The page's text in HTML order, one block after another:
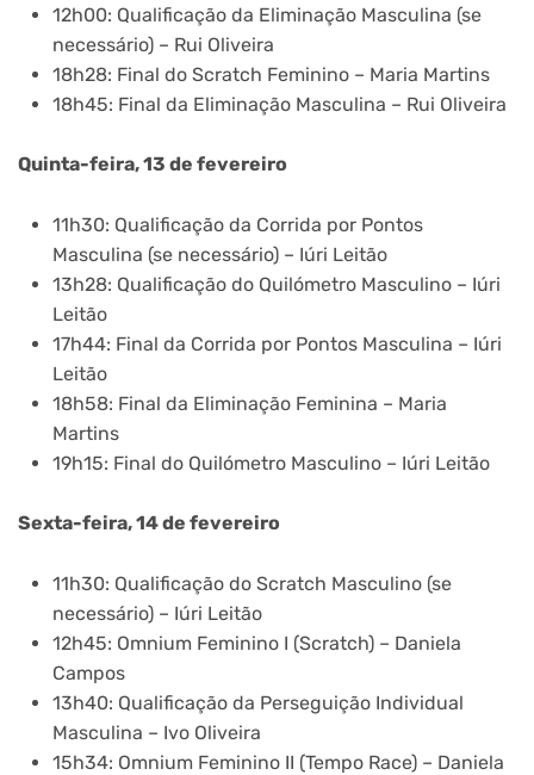
12h00: Qualificação da Eliminação Masculina (se
necessário) – Rui Oliveira
18h28: Final do Scratch Feminino – Maria Martins
18h45: Final da Eliminação Masculina – Rui Oliveira
Quinta-feira, 13 de fevereiro
11h30: Qualificação da Corrida por Pontos
Masculina (se necessário) – Iúri Leitão
13h28: Qualificação do Quilómetro Masculino – Iúri
Leitão
17h44: Final da Corrida por Pontos Masculina – Iúri
Leitão
18h58: Final da Eliminação Feminina – Maria
Martins
19h15: Final do Quilómetro Masculino – Iúri Leitão
Sexta-feira, 14 de fevereiro
11h30: Qualificação do Scratch Masculino (se
necessário) – Iúri Leitão
12h45: Omnium Feminino I (Scratch) – Daniela
Campos
13h40: Qualificação da Perseguição Individual
Masculina – Ivo Oliveira
15h34: Omnium Feminino II (Tempo Race) – Daniela